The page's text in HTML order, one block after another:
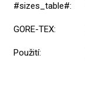
#sizes_table#:
GORE-TEX:
Použití: